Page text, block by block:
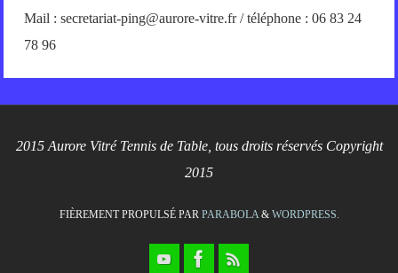
Mail : secretariat-ping@aurore-vitre.fr / téléphone : 06 83 24
78 96
2015 Aurore Vitré Tennis de Table, tous droits réservés Copyright
2015
FIÈREMENT PROPULSÉ PAR PARABOLA& WORDPRESS.